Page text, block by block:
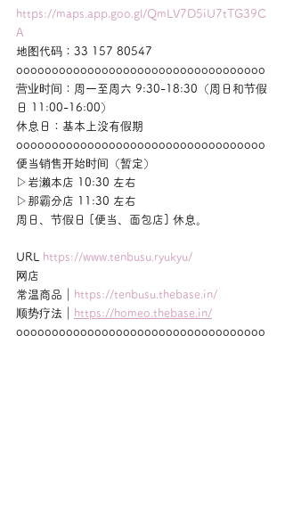
https://maps.app.goo.gl/QmLV7D5iU7tTG39C
A
地图代码：33 157 80547
ooooooooooooooooooooooooooooooooooo
营业时间：周一至周六 9:30-18:30（周日和节假
日 11:00-16:00）
休息日：基本上没有假期
ooooooooooooooooooooooooooooooooooo
便当销售开始时间（暂定）
▷岩濑本店 10:30 左右
▷那霸分店 11:30 左右
周日、节假日 [便当、面包店] 休息。
URL
https://www.tenbusu.ryukyu/
网店
常温商品｜
https://tenbusu.thebase.in/
顺势疗法｜
https://homeo.thebase.in/
ooooooooooooooooooooooooooooooooooo